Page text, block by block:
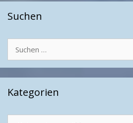
Suchen
nach:
Kategorien